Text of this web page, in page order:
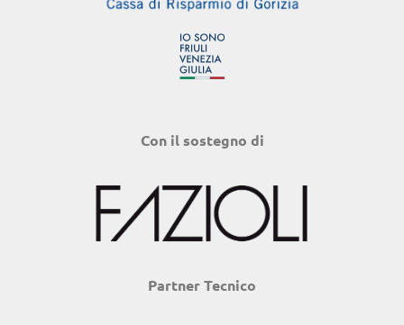
Con il sostegno di
Partner Tecnico